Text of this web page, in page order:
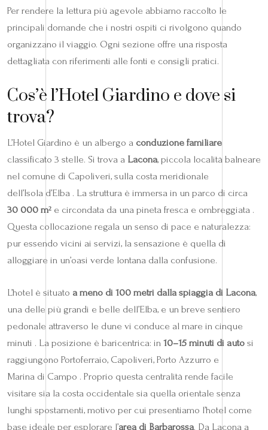
Per rendere la lettura più agevole abbiamo raccolto le
principali domande che i nostri ospiti ci rivolgono quando
organizzano il viaggio. Ogni sezione offre una risposta
dettagliata con riferimenti alle fonti e consigli pratici.
Cos’è l’Hotel Giardino e dove si
trova?
L’Hotel Giardino è un albergo a conduzione familiare
classificato 3 stelle. Si trova a Lacona, piccola località balneare
nel comune di Capoliveri, sulla costa meridionale
dell’Isola d’Elba . La struttura è immersa in un parco di circa
30 000 m² e circondata da una pineta fresca e ombreggiata .
Questa collocazione regala un senso di pace e naturalezza:
pur essendo vicini ai servizi, la sensazione è quella di
alloggiare in un’oasi verde lontana dalla confusione.
L’hotel è situato a meno di 100 metri dalla spiaggia di Lacona,
una delle più grandi e belle dell’Elba, e un breve sentiero
pedonale attraverso le dune vi conduce al mare in cinque
minuti . La posizione è baricentrica: in 10–15 minuti di auto si
raggiungono Portoferraio, Capoliveri, Porto Azzurro e
Marina di Campo . Proprio questa centralità rende facile
visitare sia la costa occidentale sia quella orientale senza
lunghi spostamenti, motivo per cui presentiamo l’hotel come
base ideale per esplorare l’area di Barbarossa. Da Lacona a